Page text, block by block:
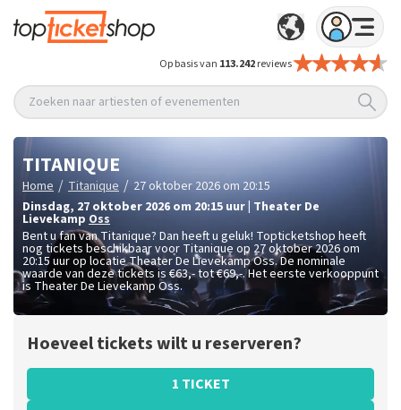
Op basis van 113.242reviews
Zoeken naar artiesten of evenementen
TITANIQUE
Home / Titanique / 27 oktober 2026 om 20:15
dinsdag, 27 oktober 2026 om 20:15 uur Theater De
Lievekamp Oss
Bent u fan van Titanique? Dan heeft u geluk! Topticketshop heeft
nog tickets beschikbaar voor Titanique op 27 oktober 2026 om
20:15 uur op locatie Theater De Lievekamp Oss. De nominale
waarde van deze tickets is €63,- tot €69,-. Het eerste verkooppunt
is Theater De Lievekamp Oss.
Hoeveel tickets wilt u reserveren?
1 TICKET